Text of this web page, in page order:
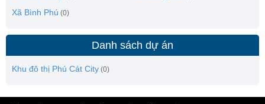
Xã Bình Phú (0)
Danh sách dự án
Khu đô thị Phú Cát City (0)